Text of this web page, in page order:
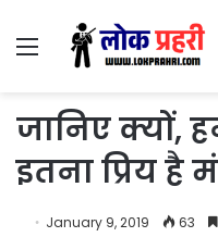
Menu
जानिए क्यों,
इतना प्रिय है
January 9, 2019 63